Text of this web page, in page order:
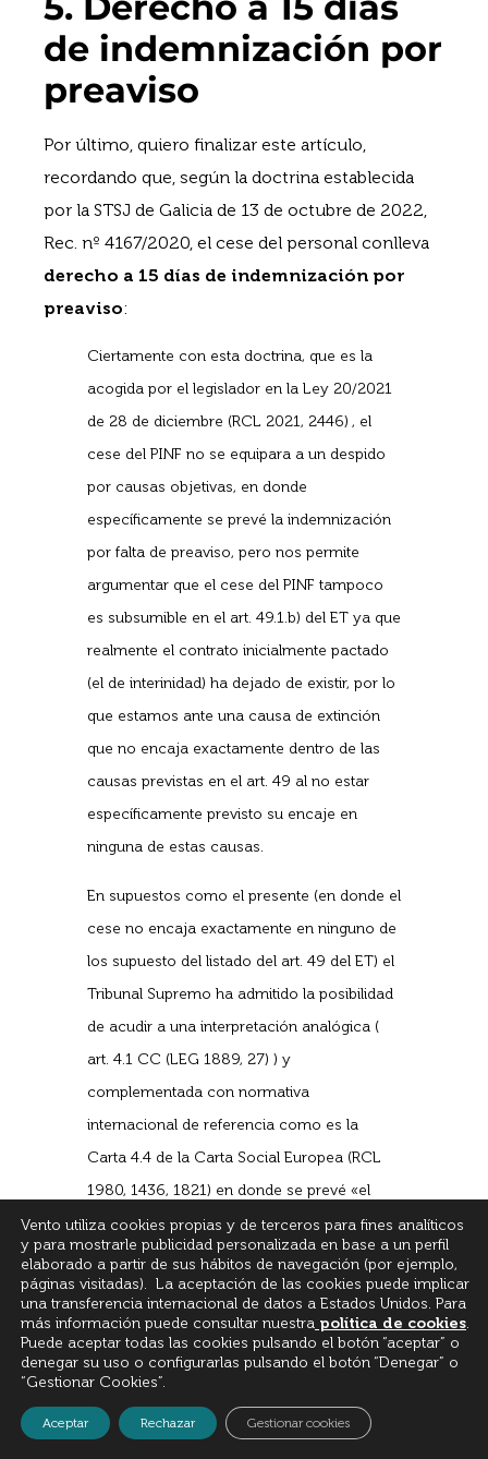
de indemnización por
preaviso
Por último, quiero finalizar este artículo,
recordando que, según la doctrina establecida
por la STSJ de Galicia de 13 de octubre de 2022,
Rec. nº 4167/2020, el cese del personal conlleva
derecho a 15 días de indemnización por
preaviso:
Ciertamente con esta doctrina, que es la
acogida por el legislador en la Ley 20/2021
de 28 de diciembre (RCL 2021, 2446) , el
cese del PINF no se equipara a un despido
por causas objetivas, en donde
específicamente se prevé la indemnización
por falta de preaviso, pero nos permite
argumentar que el cese del PINF tampoco
es subsumible en el art. 49.1.b) del ET ya que
realmente el contrato inicialmente pactado
(el de interinidad) ha dejado de existir, por lo
que estamos ante una causa de extinción
que no encaja exactamente dentro de las
causas previstas en el art. 49 al no estar
específicamente previsto su encaje en
ninguna de estas causas.
En supuestos como el presente (en donde el
cese no encaja exactamente en ninguno de
los supuesto del listado del art. 49 del ET) el
Tribunal Supremo ha admitido la posibilidad
de acudir a una interpretación analógica (
art. 4.1 CC (LEG 1889, 27) ) y
complementada con normativa
internacional de referencia como es la
Carta 4.4 de la Carta Social Europea (RCL
1980, 1436, 1821) en donde se prevé «el
derecho de todos los trabajadores a un
plazo razonable de preaviso en caso de
terminación del empleo» (nos referimos a la
STS 421/2022 de 11 de mayo (RJ 2022,
2697) ), pautas interpretativas que en el
presente caso también nos llevaría a
entender que procede el preaviso
Vento utiliza cookies propias y de terceros para fines analíticos
y para mostrarle publicidad personalizada en base a un perfil
elaborado a partir de sus hábitos de navegación (por ejemplo,
páginas visitadas). La aceptación de las cookies puede implicar
una transferencia internacional de datos a Estados Unidos. Para
más información puede consultar nuestra política de cookies.
Puede aceptar todas las cookies pulsando el botón “aceptar” o
denegar su uso o configurarlas pulsando el botón “Denegar” o
“Gestionar Cookies”.
Aceptar Rechazar Gestionar cookies